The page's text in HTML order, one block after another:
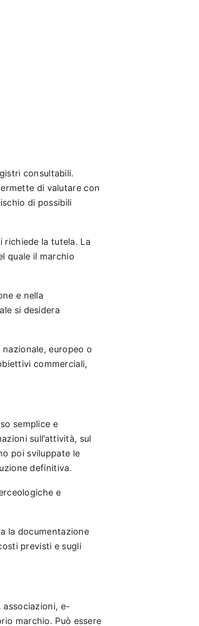
consultabili.
di valutare con
di possibili
richiede la tutela. La
quale il marchio
e nella
si desidera
europeo o
commerciali,
semplice e
sull’attività, sul
poi sviluppate le
definitiva.
e
la documentazione
previsti e sugli
e-
marchio. Può essere